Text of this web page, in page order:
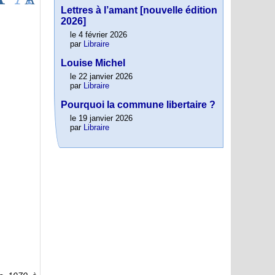
Lettres à l’amant [nouvelle édition
2026]
le 4 février 2026
par Libraire
Louise Michel
le 22 janvier 2026
par Libraire
Pourquoi la commune libertaire ?
le 19 janvier 2026
par Libraire